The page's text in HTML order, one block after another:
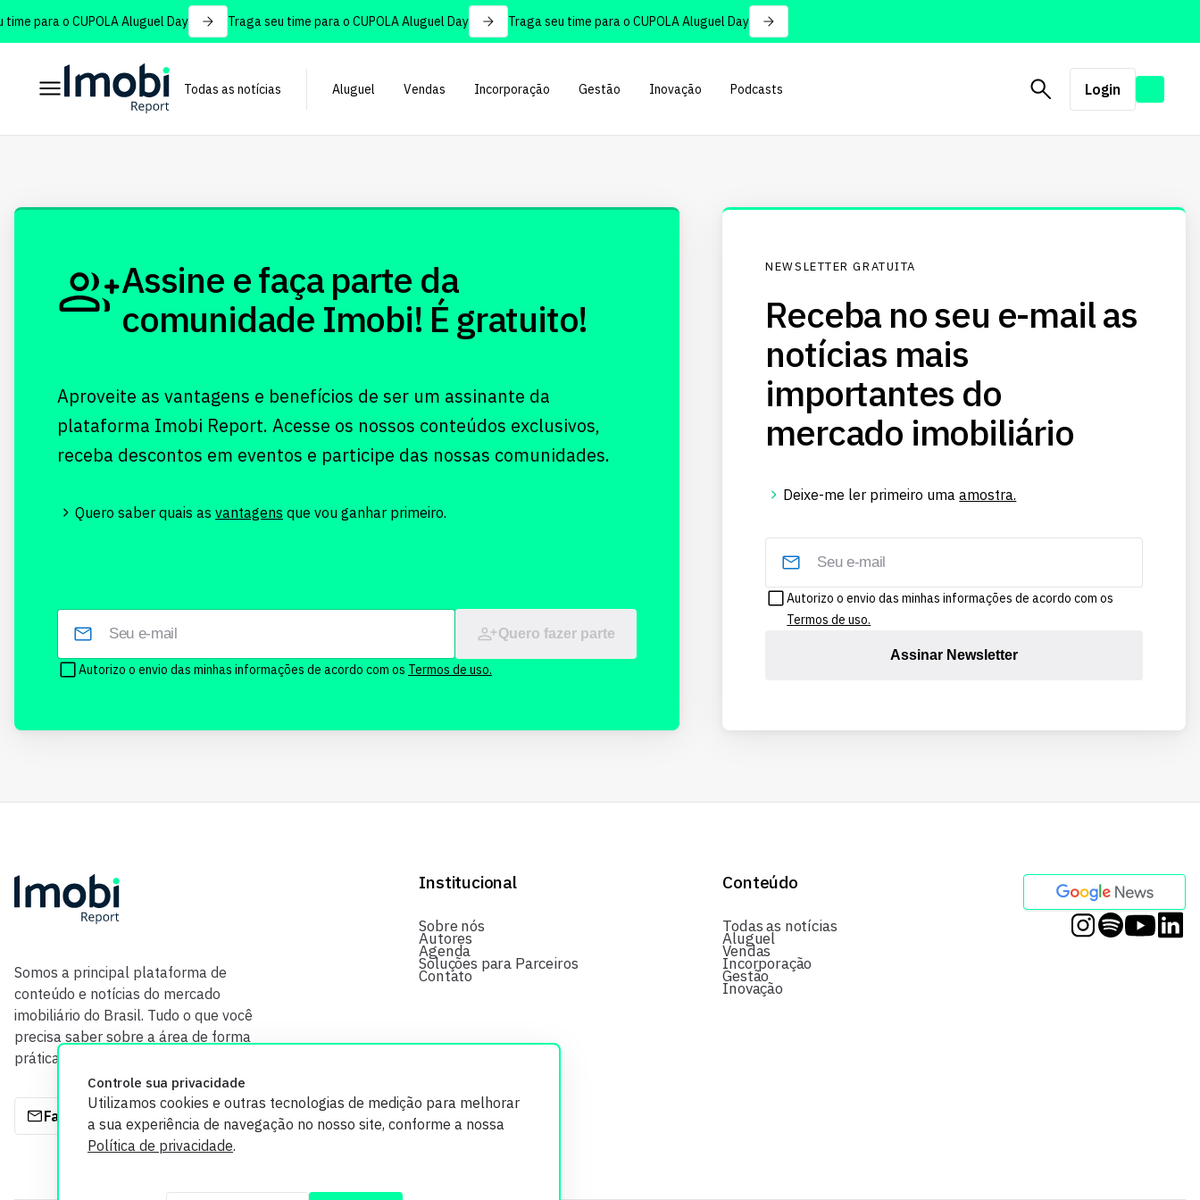
para o CUPOLA Aluguel Day Traga seu time para o CUPOLA Aluguel Day Traga seu time para o CUPOLA Aluguel Day
Todas as notícias Aluguel Vendas Incorporação Gestão Inovação Podcasts Login
Controle sua privacidade
Utilizamos cookies e outras tecnologias de medição para melhorar
a sua experiência de navegação no nosso site, conforme a nossa
Política de privacidade.
Assine e faça parte da
comunidade Imobi! É gratuito!
Aproveite as vantagens e benefícios de ser um assinante da
plataforma Imobi Report. Acesse os nossos conteúdos exclusivos,
receba descontos em eventos e participe das nossas comunidades.
Quero saber quais as vantagens que vou ganhar primeiro.
Quero fazer parte
Autorizo o envio das minhas informações de acordo com os Termos de uso.
NEWSLETTER GRATUITA
Receba no seu e-mail as
notícias mais
importantes do
mercado imobiliário
Deixe-me ler primeiro umaamostra.
Autorizo o envio das minhas informações de acordo com os
Termos de uso.
Assinar Newsletter
Somos a principal plataforma de
conteúdo e notícias do mercado
imobiliário do Brasil. Tudo o que você
precisa saber sobre a área de forma
prática e com credibilidade.
Fale com a gente
Institucional
Sobre nós
Autores
Agenda
Soluções para Parceiros
Contato
Conteúdo
Todas as notícias
Aluguel
Vendas
Incorporação
Gestão
Inovação